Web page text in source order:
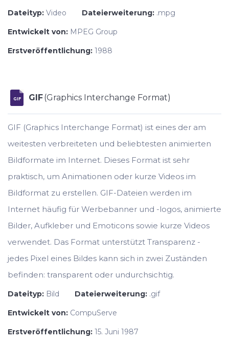
Dateityp: Video Dateierweiterung: .mpg
Entwickelt von: MPEG Group
Erstveröffentlichung: 1988
GIF GIF(Graphics Interchange Format)
GIF (Graphics Interchange Format) ist eines der am
weitesten verbreiteten und beliebtesten animierten
Bildformate im Internet. Dieses Format ist sehr
praktisch, um Animationen oder kurze Videos im
Bildformat zu erstellen. GIF-Dateien werden im
Internet häufig für Werbebanner und -logos, animierte
Bilder, Aufkleber und Emoticons sowie kurze Videos
verwendet. Das Format unterstützt Transparenz -
jedes Pixel eines Bildes kann sich in zwei Zuständen
befinden: transparent oder undurchsichtig.
Dateityp: Bild Dateierweiterung: .gif
Entwickelt von: CompuServe
Erstveröffentlichung: 15. Juni 1987